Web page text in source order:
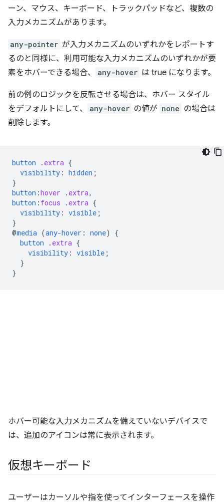
ーン、マウス、キーボード、トラックパッドなど、複数の
入力メカニズムがあります。
any-pointer が入力メカニズムのいずれかをレポートす
るのと同様に、利用可能な入力メカニズムのいずれかが要
素をホバーできる場合、
any-hover は true になります。
前の例のロジックを反転させる場合は、ホバー スタイル
をデフォルトにして、
any-hover の値が none の場合は
削除します。
button . extra {
visibility : hidden ;
}
button :hover . extra,
button : focus . extra {
visibility : visible ;
}
@media (any-hover : none)
{
button
. extra {
visibility : visible ;
}
}
ホバー可能な入力メカニズムを備えていないデバイスで
は、追加のアイコンは常に表示されます。
仮想キーボード
ユーザーはカーソルや指を使ってインターフェースを操作